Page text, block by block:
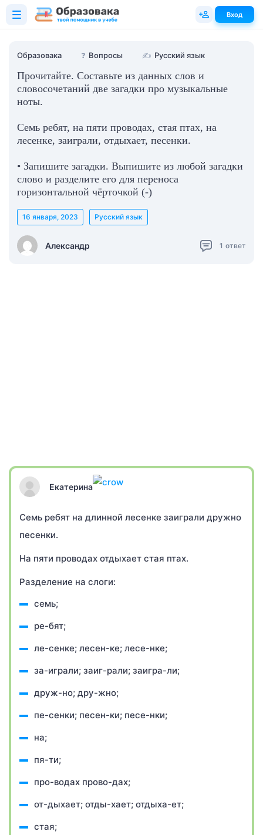
Образовака ❓ Вопросы ✍ Русский язык
Прочитайте. Составьте из данных слов и
словосочетаний две загадки про музыкальные
ноты.
Семь ребят, на пяти проводах, стая птах, на
лесенке, заиграли, отдыхает, песенки.
• Запишите загадки. Выпишите из любой загадки
слово и разделите его для переноса
горизонтальной чёрточкой (-)
Александр
16 января, 2023 Русский язык
1 ответ
Екатерина
Семь ребят на длинной лесенке заиграли дружно
песенки.
На пяти проводах отдыхает стая птах.
Разделение на слоги:
семь;
ре-бят;
ле-сенке; лесен-ке; лесе-нке;
за-играли; заиг-рали; заигра-ли;
друж-но; дру-жно;
пе-сенки; песен-ки; песе-нки;
на;
пя-ти;
про-водах прово-дах;
от-дыхает; отды-хает; отдыха-ет;
стая;
Вход